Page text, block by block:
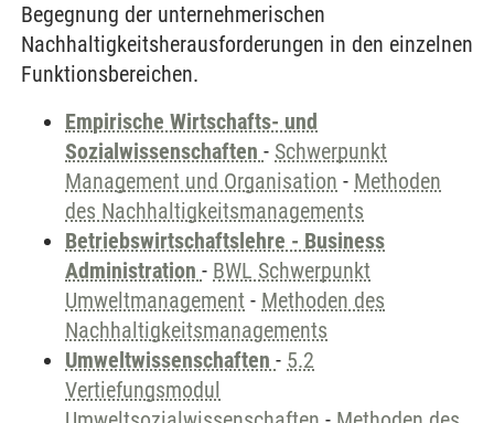
Begegnung der unternehmerischen
Nachhaltigkeitsherausforderungen in den einzelnen
Funktionsbereichen.
Empirische Wirtschafts- und
Sozialwissenschaften - Schwerpunkt
Management und Organisation - Methoden
des Nachhaltigkeitsmanagements
Betriebswirtschaftslehre - Business
Administration - BWL Schwerpunkt
Umweltmanagement - Methoden des
Nachhaltigkeitsmanagements
Umweltwissenschaften - 5.2
Vertiefungsmodul